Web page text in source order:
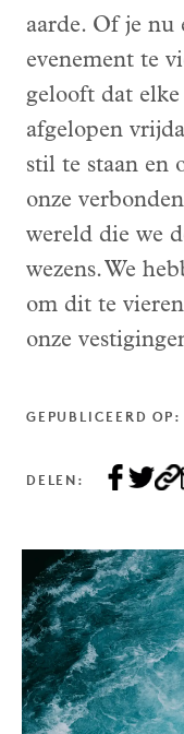
aarde. Of je
evenement te
gelooft dat
afgelopen
stil te staan en
onze
wereld die we
wezens. We
om dit te
onze
GEPUBLICEERD
DELEN: